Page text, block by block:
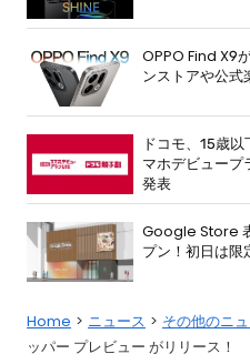
OPPO Find X9
ンストアや公
ドコモ、15歳
マホデビュープ
発表
Google Store
プン！初日は限
Home ニュース その他のニ
ッパー プレビュー がリリース！